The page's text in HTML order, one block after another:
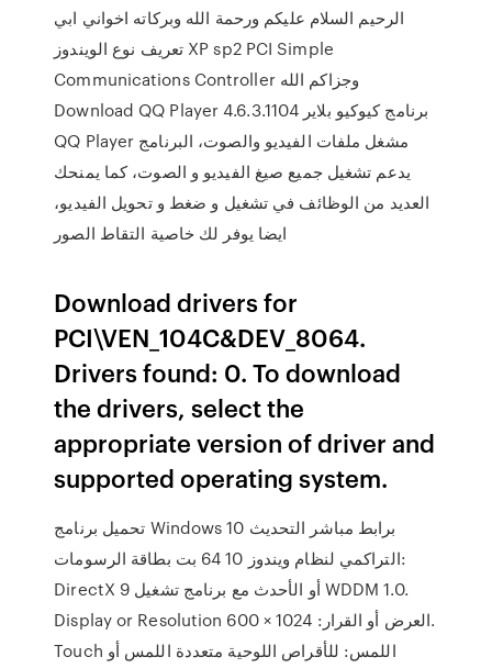
الرحيم السلام عليكم ورحمة الله وبركاته اخواني ابي
تعريف نوع الويندوز XP sp2 PCI Simple
Communications Controller وجزاكم الله
Download QQ Player 4.6.3.1104 برنامج كيوكيو بلاير
QQ Player مشغل ملفات الفيديو والصوت، البرنامج
يدعم تشغيل جميع صيغ الفيديو و الصوت، كما يمنحك
العديد من الوظائف في تشغيل و ضغط و تحويل الفيديو،
ايضا يوفر لك خاصية التقاط الصور
Download drivers for
PCI\VEN_104C&DEV_8064.
Drivers found: 0. To download
the drivers, select the
appropriate version of driver and
supported operating system.
تحميل برنامج Windows 10 برابط مباشر التحديث
التراكمي لنظام ويندوز 10 64 بت بطاقة الرسومات:
DirectX 9 أو الأحدث مع برنامج تشغيل WDDM 1.0.
Display or Resolution العرض أو القرار: 1024 × 600.
Touch اللمس: للأقراص اللوحية متعددة اللمس أو